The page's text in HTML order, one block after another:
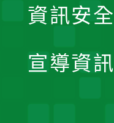
資訊安全
宣導資訊